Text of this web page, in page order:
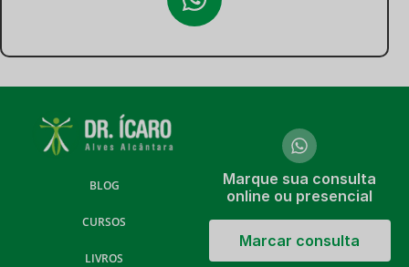
BLOG
CURSOS
LIVROS
Marque sua consulta
online ou presencial
Marcar consulta